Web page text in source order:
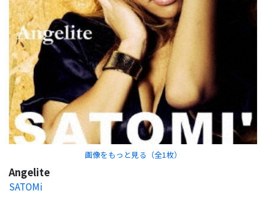
画像をもっと見る（全1枚）
Angelite
SATOMi